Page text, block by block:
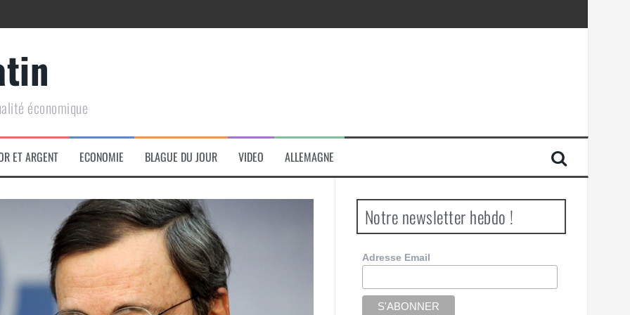
de conquête géopolitique massive
économique
ET ARGENT ECONOMIE BLAGUE DU JOUR VIDEO ALLEMAGNE
Notre newsletter hebdo !
Adresse Email